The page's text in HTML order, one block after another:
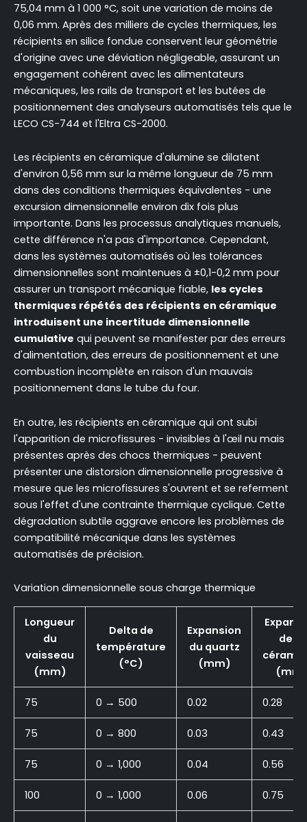
75,04 mm à 1 000 °C, soit une variation de moins de
0,06 mm. Après des milliers de cycles thermiques, les
récipients en silice fondue conservent leur géométrie
d'origine avec une déviation négligeable, assurant un
engagement cohérent avec les alimentateurs
mécaniques, les rails de transport et les butées de
positionnement des analyseurs automatisés tels que le
LECO CS-744 et l'Eltra CS-2000.
Les récipients en céramique d'alumine se dilatent
d'environ 0,56 mm sur la même longueur de 75 mm
dans des conditions thermiques équivalentes - une
excursion dimensionnelle environ dix fois plus
importante. Dans les processus analytiques manuels,
cette différence n'a pas d'importance. Cependant,
dans les systèmes automatisés où les tolérances
dimensionnelles sont maintenues à ±0,1-0,2 mm pour
assurer un transport mécanique fiable, les cycles
thermiques répétés des récipients en céramique
introduisent une incertitude dimensionnelle
cumulative qui peuvent se manifester par des erreurs
d'alimentation, des erreurs de positionnement et une
combustion incomplète en raison d'un mauvais
positionnement dans le tube du four.
En outre, les récipients en céramique qui ont subi
l'apparition de microfissures - invisibles à l'œil nu mais
présentes après des chocs thermiques - peuvent
présenter une distorsion dimensionnelle progressive à
mesure que les microfissures s'ouvrent et se referment
sous l'effet d'une contrainte thermique cyclique. Cette
dégradation subtile aggrave encore les problèmes de
compatibilité mécanique dans les systèmes
automatisés de précision.
Variation dimensionnelle sous charge thermique
Longueur
du
vaisseau
(mm)
Delta de
température
(°C)
Expansion
du quartz
(mm)
de la
75 0 → 500 0.02 0.28
75 0 → 800 0.03 0.43
75 0 → 1,000 0.04 0.56
100 0 → 1,000 0.06 0.75